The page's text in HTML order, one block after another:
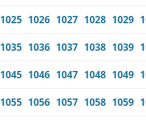
1025 1026 1027 1028 1029
1035 1036 1037 1038 1039
1045 1046 1047 1048 1049
1055 1056 1057 1058 1059